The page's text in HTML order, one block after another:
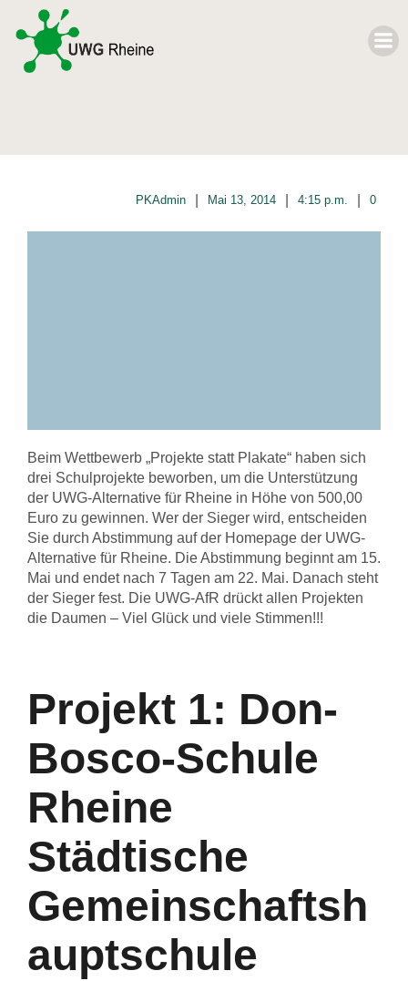
PKAdmin Mai 13, 2014 4:15 p.m. 0
Beim Wettbewerb „Projekte statt Plakate“ haben sich
drei Schulprojekte beworben, um die Unterstützung
der UWG-Alternative für Rheine in Höhe von 500,00
Euro zu gewinnen. Wer der Sieger wird, entscheiden
Sie durch Abstimmung auf der Homepage der UWG-
Alternative für Rheine. Die Abstimmung beginnt am 15.
Mai und endet nach 7 Tagen am 22. Mai. Danach steht
der Sieger fest. Die UWG-AfR drückt allen Projekten
die Daumen – Viel Glück und viele Stimmen!!!
Projekt 1: Don-
Bosco-Schule
Rheine
Städtische
Gemeinschaftsh
auptschule